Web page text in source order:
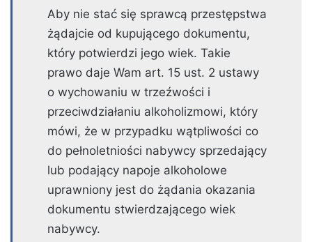
Aby nie stać się sprawcą przestępstwa
żądajcie od kupującego dokumentu,
który potwierdzi jego wiek. Takie
prawo daje Wam art. 15 ust. 2 ustawy
o wychowaniu w trzeźwości i
przeciwdziałaniu alkoholizmowi, który
mówi, że w przypadku wątpliwości co
do pełnoletniości nabywcy sprzedający
lub podający napoje alkoholowe
uprawniony jest do żądania okazania
dokumentu stwierdzającego wiek
nabywcy.